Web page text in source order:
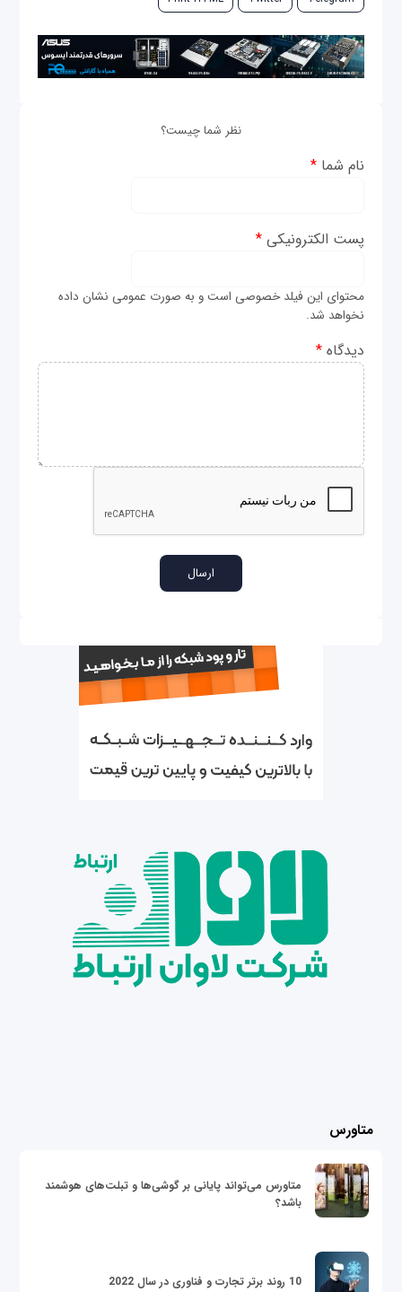
نظر شما چیست؟
نام شما*
پست الکترونیکی*
محتوای این فیلد خصوصی است و به صورت عمومی نشان داده
نخواهد شد.
دیدگاه*
متاورس
متاورس می‌تواند پایانی بر گوشی‌ها و تبلت‌های هوشمند
باشد؟
10 روند برتر تجارت و فناوری در سال 2022